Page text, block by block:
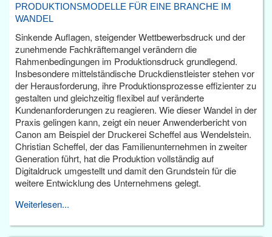
PRODUKTIONSMODELLE FÜR EINE BRANCHE IM
WANDEL
Sinkende Auflagen, steigender Wettbewerbsdruck und der
zunehmende Fachkräftemangel verändern die
Rahmenbedingungen im Produktionsdruck grundlegend.
Insbesondere mittelständische Druckdienstleister stehen vor
der Herausforderung, ihre Produktionsprozesse effizienter zu
gestalten und gleichzeitig flexibel auf veränderte
Kundenanforderungen zu reagieren. Wie dieser Wandel in der
Praxis gelingen kann, zeigt ein neuer Anwenderbericht von
Canon am Beispiel der Druckerei Scheffel aus Wendelstein.
Christian Scheffel, der das Familienunternehmen in zweiter
Generation führt, hat die Produktion vollständig auf
Digitaldruck umgestellt und damit den Grundstein für die
weitere Entwicklung des Unternehmens gelegt.
Weiterlesen...